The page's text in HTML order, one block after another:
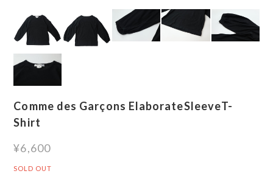
Comme des Garçons ElaborateSleeveT-
Shirt
¥6,600
SOLD OUT